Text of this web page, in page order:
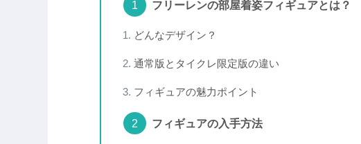
フリーレンの部屋着姿フィギュアとは？
どんなデザイン？
通常版とタイクレ限定版の違い
フィギュアの魅力ポイント
フィギュアの入手方法